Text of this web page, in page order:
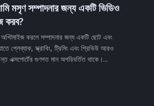
মসৃণ সম্পাদনার জন্য একটি ভিডিও
করব?
করলে সম্পাদনার জন্য একটি ছোট এবং
প্লেব্যাক, স্ক্রাবিং, ট্রিমিং এবং প্রিভিউ আরও
এক্সপোর্টের গুণগত মান অপরিবর্তিত থাকে।...